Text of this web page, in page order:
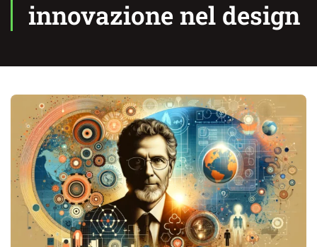
innovazione nel design